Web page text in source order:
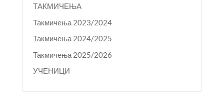
ТАКМИЧЕЊА
Такмичења 2023/2024
Такмичења 2024/2025
Такмичења 2025/2026
УЧЕНИЦИ